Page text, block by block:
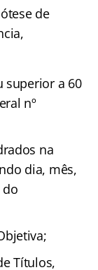
de
superior a 60
nº
na
dia, mês,
do
Títulos,